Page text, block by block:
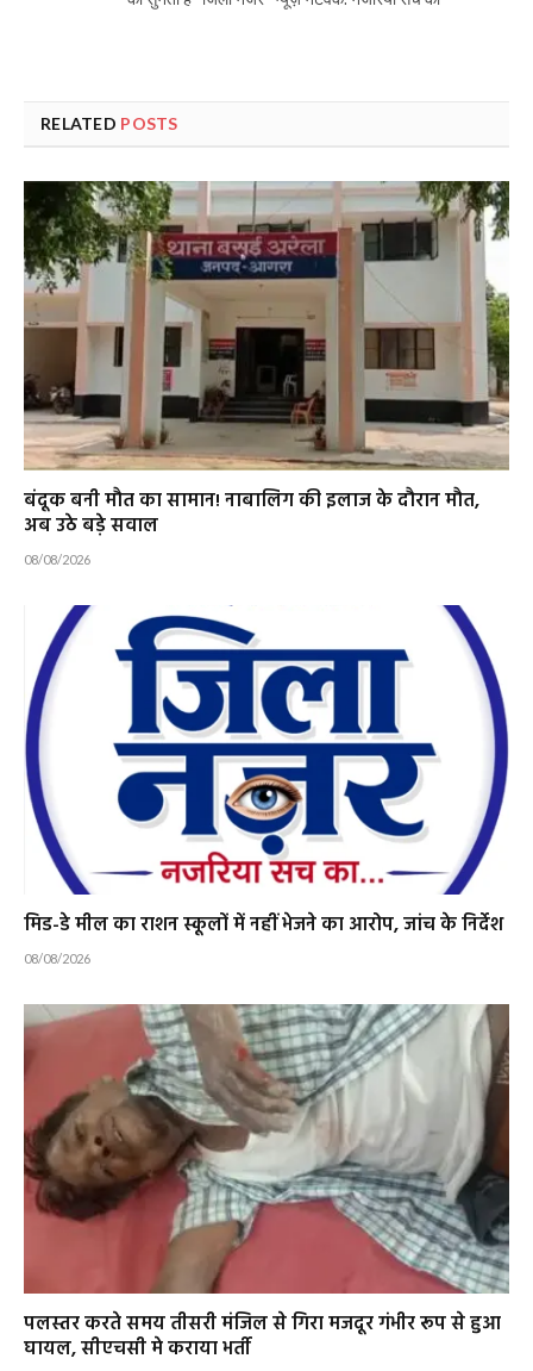
RELATED POSTS
बंदूक बनी मौत का सामान! नाबालिग की इलाज के दौरान मौत,
अब उठे बड़े सवाल
08/08/2026
मिड-डे मील का राशन स्कूलों में नहीं भेजने का आरोप, जांच के निर्देश
08/08/2026
पलस्तर करते समय तीसरी मंजिल से गिरा मजदूर गंभीर रूप से हुआ
घायल, सीएचसी मे कराया भर्ती